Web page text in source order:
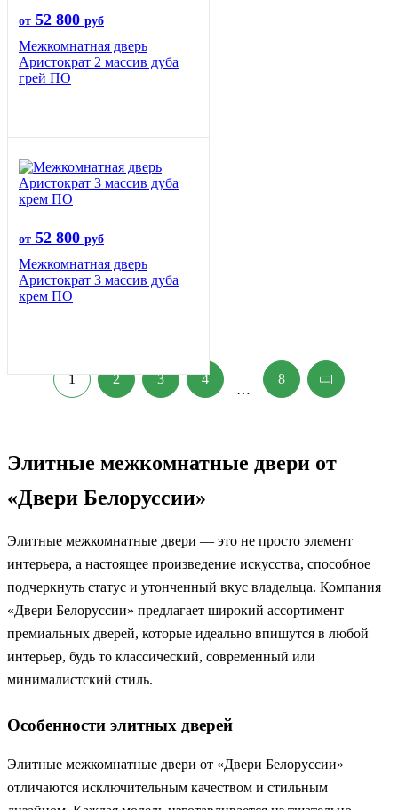
от 52 800 руб
Межкомнатная дверь
Аристократ 2 массив дуба
грей ПО
от 52 800 руб
Межкомнатная дверь
Аристократ 3 массив дуба
крем ПО
1 2 3 4
…
8
Элитные межкомнатные двери от
«Двери Белоруссии»
Элитные межкомнатные двери — это не просто элемент
интерьера, а настоящее произведение искусства, способное
подчеркнуть статус и утонченный вкус владельца. Компания
«Двери Белоруссии» предлагает широкий ассортимент
премиальных дверей, которые идеально впишутся в любой
интерьер, будь то классический, современный или
минималистский стиль.
Особенности элитных дверей
Элитные межкомнатные двери от «Двери Белоруссии»
отличаются исключительным качеством и стильным